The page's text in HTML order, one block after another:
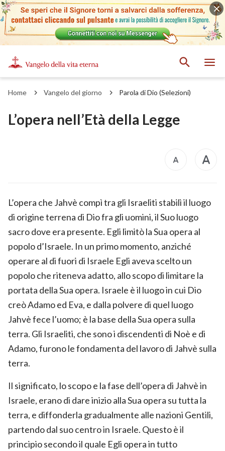
Home Vangelo del giorno Parola di Dio (Selezioni)
L’opera nell’Età della Legge
L’opera che Jahvè compì tra gli Israeliti stabilì il luogo
di origine terrena di Dio fra gli uomini, il Suo luogo
sacro dove era presente. Egli limitò la Sua opera al
popolo d’Israele. In un primo momento, anziché
operare al di fuori di Israele Egli aveva scelto un
popolo che riteneva adatto, allo scopo di limitare la
portata della Sua opera. Israele è il luogo in cui Dio
creò Adamo ed Eva, e dalla polvere di quel luogo
Jahvè fece l’uomo; è la base della Sua opera sulla
terra. Gli Israeliti, che sono i discendenti di Noè e di
Adamo, furono le fondamenta del lavoro di Jahvè sulla
terra.
Il significato, lo scopo e la fase dell’opera di Jahvè in
Israele, erano di dare inizio alla Sua opera su tutta la
terra, e diffonderla gradualmente alle nazioni Gentili,
partendo dal suo centro in Israele. Questo è il
principio secondo il quale Egli opera in tutto